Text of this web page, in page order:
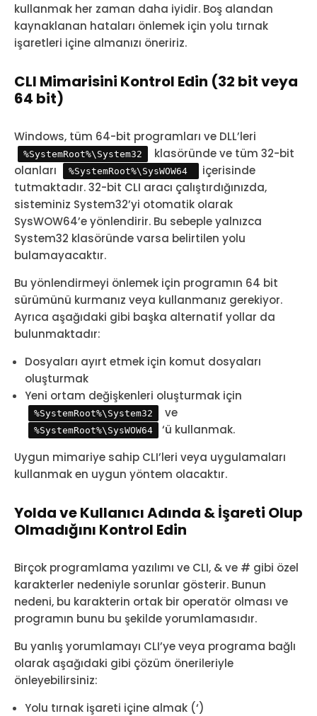
kullanmak her zaman daha iyidir. Boş alandan
kaynaklanan hataları önlemek için yolu tırnak
işaretleri içine almanızı öneririz.
CLI Mimarisini Kontrol Edin (32 bit veya
64 bit)
Windows, tüm 64-bit programları ve DLL’leri
%SystemRoot%\System32
klasöründe ve tüm 32-bit
olanları
%SystemRoot%\SysWOW64
içerisinde
tutmaktadır. 32-bit CLI aracı çalıştırdığınızda,
sisteminiz System32’yi otomatik olarak
SysWOW64’e yönlendirir. Bu sebeple yalnızca
System32 klasöründe varsa belirtilen yolu
bulamayacaktır.
Bu yönlendirmeyi önlemek için programın 64 bit
sürümünü kurmanız veya kullanmanız gerekiyor.
Ayrıca aşağıdaki gibi başka alternatif yollar da
bulunmaktadır:
Dosyaları ayırt etmek için komut dosyaları
oluşturmak
Yeni ortam değişkenleri oluşturmak için
%SystemRoot%\System32 ve
%SystemRoot%\SysWOW64
‘ü kullanmak.
Uygun mimariye sahip CLI’leri veya uygulamaları
kullanmak en uygun yöntem olacaktır.
Yolda ve Kullanıcı Adında & İşareti Olup
Olmadığını Kontrol Edin
Birçok programlama yazılımı ve CLI, & ve # gibi özel
karakterler nedeniyle sorunlar gösterir. Bunun
nedeni, bu karakterin ortak bir operatör olması ve
programın bunu bu şekilde yorumlamasıdır.
Bu yanlış yorumlamayı CLI’ye veya programa bağlı
olarak aşağıdaki gibi çözüm önerileriyle
önleyebilirsiniz:
Yolu tırnak işareti içine almak (‘)